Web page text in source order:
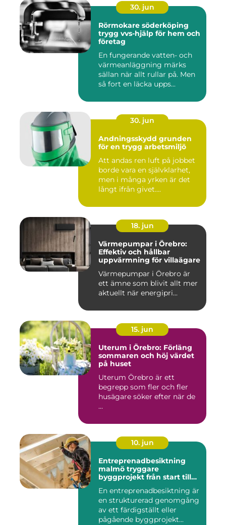
30. jun
Rörmokare söderköping
trygg vvs-hjälp för hem och
företag
En fungerande vatten- och
värmeanläggning märks
sällan när allt rullar på. Men
så fort en läcka upps...
30. jun
Andningsskydd grunden
för en trygg arbetsmiljö
Att andas ren luft på jobbet
borde vara en självklarhet,
men i många yrken är det
långt ifrån givet....
18. jun
Värmepumpar i Örebro:
Effektiv och hållbar
uppvärmning för villaägare
Värmepumpar i Örebro är
ett ämne som blivit allt mer
aktuellt när energipri...
15. jun
Uterum i Örebro: Förläng
sommaren och höj värdet
på huset
Uterum Örebro är ett
begrepp som fler och fler
husägare söker efter när de
...
10. jun
Entreprenadbesiktning
malmö tryggare
byggprojekt från start till
En entreprenadbesiktning är
en strukturerad genomgång
av ett färdigställt eller
pågående byggprojekt...